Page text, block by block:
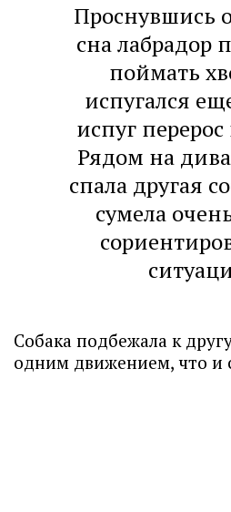
Проснувшись
сна лабрадор
поймать
испугался
испуг
Рядом на
спала другая
сумела
Собака подбежала к
одним движением, что и